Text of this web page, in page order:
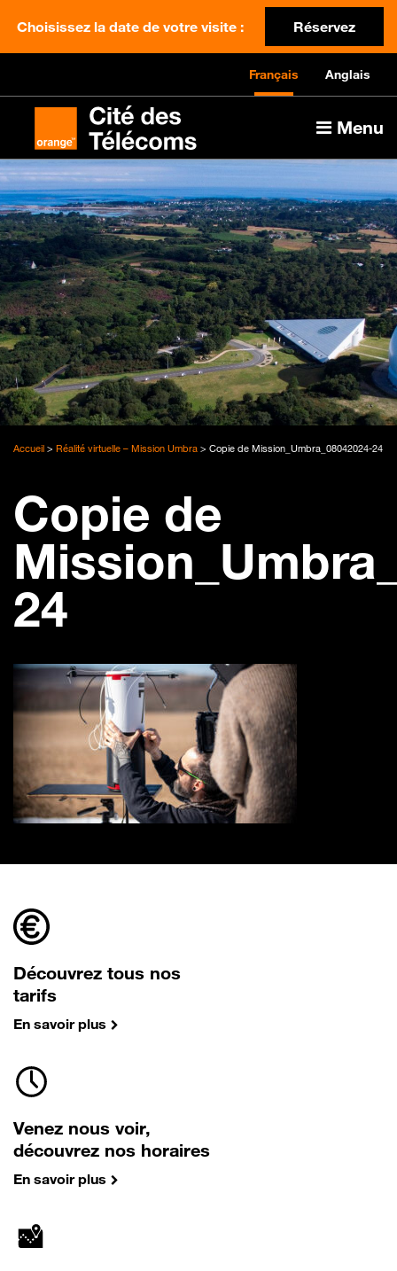
Choisissez la date de votre visite : Réservez
Français Anglais
Menu
Accueil > Réalité virtuelle – Mission Umbra > Copie de Mission_Umbra_08042024-24
Copie de
24
Découvrez tous nos
tarifs
En savoir plus
Venez nous voir,
découvrez nos horaires
En savoir plus